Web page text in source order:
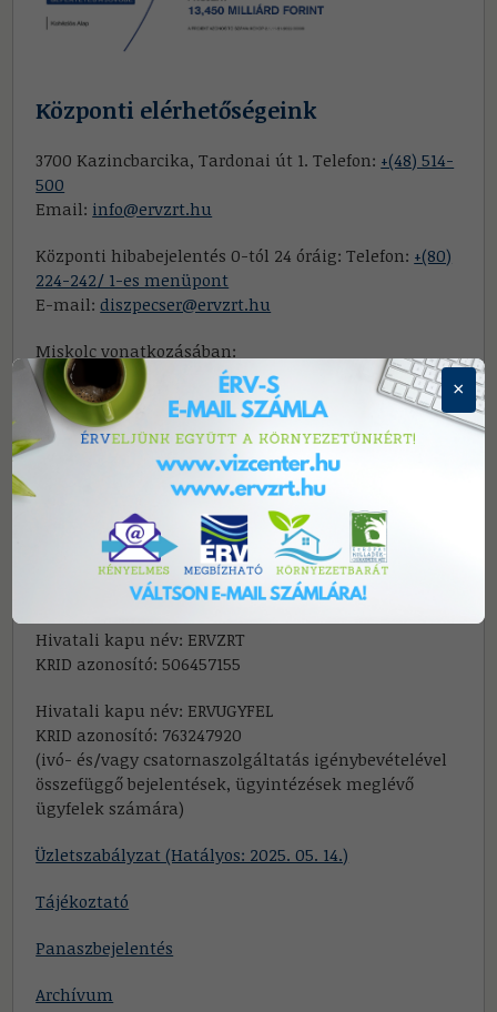
Központi elérhetőségeink
3700 Kazincbarcika, Tardonai út 1. Telefon: +(48) 514-
500
Email: info@ervzrt.hu
Központi hibabejelentés 0-tól 24 óráig: Telefon: +(80)
224-242/ 1-es menüpont
E-mail:diszpecser@ervzrt.hu
Miskolc vonatkozásában:
Tel:+36 46 519 366
E-mail:diszpecsermiskolc@ervzrt.hu
Ügyfélszolgálatunk elérhetőségei: Telefon:+(80) 224-
Külföldről hívható telefonszám:+(48) 814-242
ugyfelszolgalat@ervzrt.hu
Sajtókapcsolat:sajto@ervzrt.hu
Hivatali kapu név: ERVZRT
KRID azonosító: 506457155
Hivatali kapu név: ERVUGYFEL
KRID azonosító: 763247920
(ivó- és/vagy csatornaszolgáltatás igénybevételével
összefüggő bejelentések, ügyintézések meglévő
ügyfelek számára)
Üzletszabályzat (Hatályos: 2025. 05. 14.)
Tájékoztató
Panaszbejelentés
Archívum
×